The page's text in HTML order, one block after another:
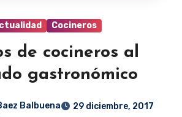
Cocineros
de cocineros al
gastronómico
Balbuena
29 diciembre, 2017